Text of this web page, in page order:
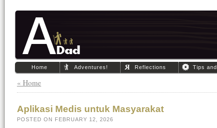
Home Adventures! Reflections Tips
« Home
Aplikasi Medis untuk Masyarakat
POSTED ON FEBRUARY 12, 2026